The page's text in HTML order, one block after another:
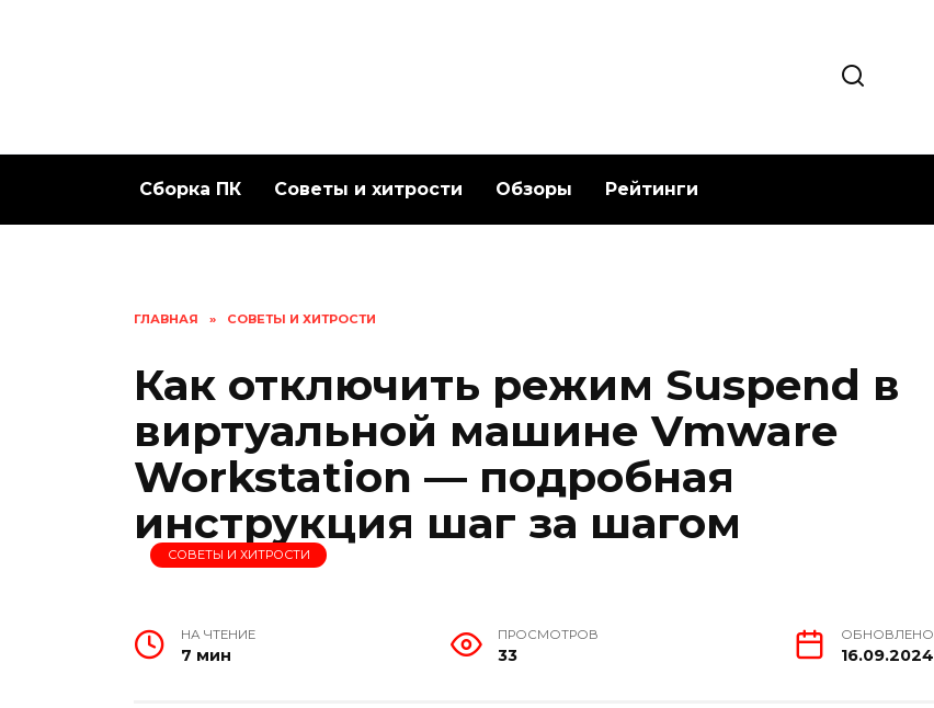
Сборка ПК Советы и хитрости Обзоры Рейтинги
ГЛАВНАЯ » СОВЕТЫ И ХИТРОСТИ
Как отключить режим Suspend в
виртуальной машине Vmware
Workstation — подробная
инструкция шаг за шагом
СОВЕТЫ И ХИТРОСТИ
НА ЧТЕНИЕ
7 мин
ПРОСМОТРОВ
33
ОБНОВЛЕНО
16.09.2024